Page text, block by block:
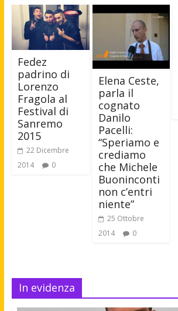
Fedez
padrino di
Lorenzo
Fragola al
Festival di
Sanremo
2015
22 Dicembre
2014
0
Elena Ceste,
parla il
cognato
Danilo
Pacelli:
“Speriamo e
crediamo
che Michele
Buoninconti
non c’entri
niente”
25 Ottobre
2014
0
In evidenza